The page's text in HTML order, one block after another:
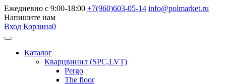
Ежедневно с 9:00-18:00 +7(960)603-05-14 info@polmarket.ru
Напишите нам
Вход Корзина0
Каталог
Кварцвинил (SPC,LVT)
Pergo
The floor